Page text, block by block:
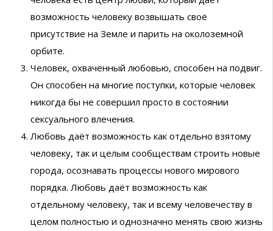
возможность человеку возвышать своё
присутствие на Земле и парить на околоземной
орбите.
Человек, охваченный любовью, способен на подвиг.
Он способен на многие поступки, которые человек
никогда бы не совершил просто в состоянии
сексуального влечения.
Любовь даёт возможность как отдельно взятому
человеку, так и целым сообществам строить новые
города, осознавать процессы нового мирового
порядка. Любовь даёт возможность как
отдельному человеку, так и всему человечеству в
целом полностью и однозначно менять свою жизнь